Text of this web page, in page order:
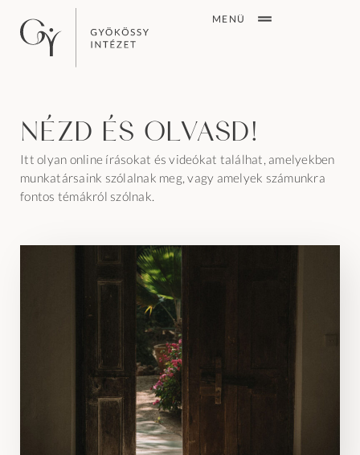
MENÜ
Nézd és olvasd!
Itt olyan online írásokat és videókat találhat, amelyekben
munkatársaink szólalnak meg, vagy amelyek számunkra
fontos témákról szólnak.